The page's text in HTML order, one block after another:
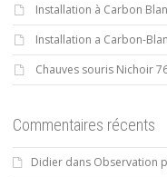
Installation à Carbon
Installation a Carbon-
Chauves souris Nichoir
Commentaires récents
Didier dans Observation